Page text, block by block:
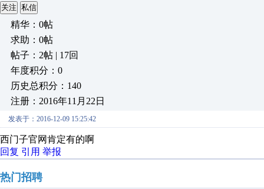
关注 私信
精华：0帖
求助：0帖
帖子：2帖 | 17回
年度积分：0
历史总积分：140
注册：2016年11月22日
发表于：2016-12-09 15:25:42
西门子官网肯定有的啊
回复 引用 举报
热门招聘